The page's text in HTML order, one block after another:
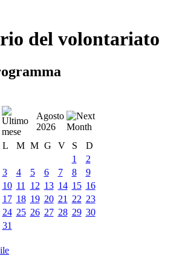
del volontariato
Agosto
2026
L
M M G V S
D
1
2
3
4 5 6 7 8
9
10 11 12 13 14 15 16
17 18 19 20 21 22 23
24 25 26 27 28 29 30
31